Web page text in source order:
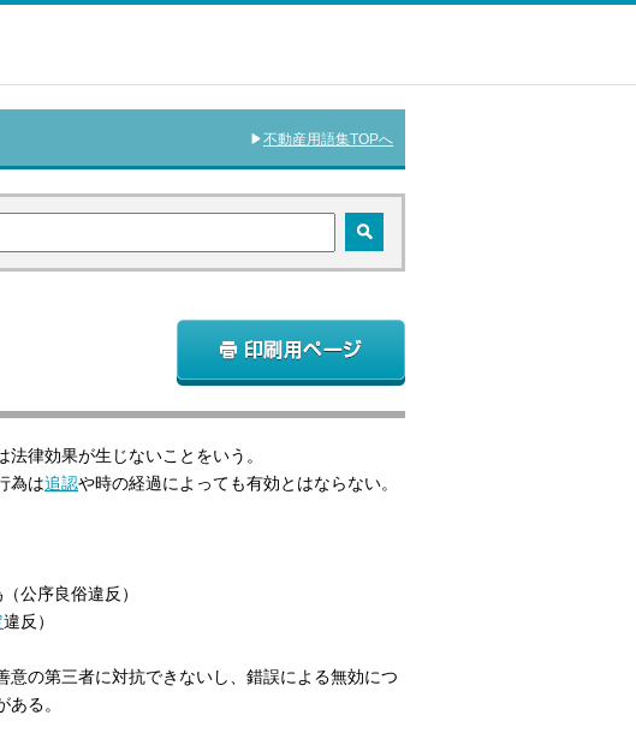
不動産用語集TOPへ
律効果が生じないことをいう。
為は追認や時の経過によっても有効とはならない。
公序良俗違反）
違反）
の第三者に対抗できないし、錯誤による無効につ
る。